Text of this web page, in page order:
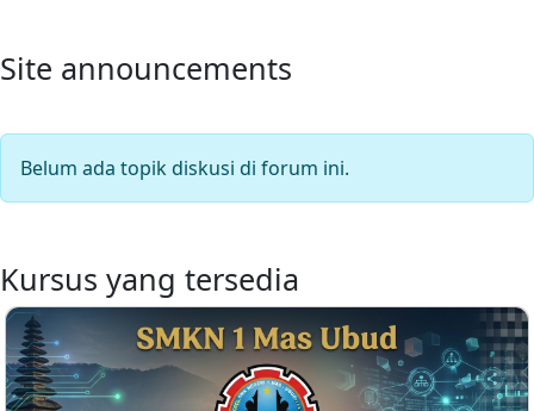
Site announcements
Belum ada topik diskusi di forum ini.
Kursus yang tersedia